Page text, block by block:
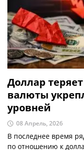
Доллар
валюты
уровней
08 Апрель, 2026
В последнее время
по отношению к